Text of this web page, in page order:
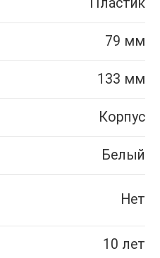
Пластик
79 мм
133 мм
Корпус
Белый
Нет
10 лет